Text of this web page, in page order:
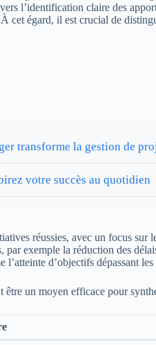
l’identification claire des
cet égard, il est crucial de
transforme la gestion de
votre succès au quotidien
réussies, avec un focus sur
par exemple la réduction des
d’objectifs dépassant les
un moyen efficace pour